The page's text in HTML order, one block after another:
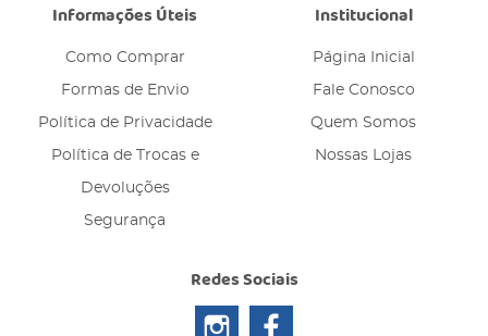
Informações Úteis
Como Comprar
Formas de Envio
Política de Privacidade
Política de Trocas e
Devoluções
Segurança
Institucional
Página Inicial
Fale Conosco
Quem Somos
Nossas Lojas
Redes Sociais